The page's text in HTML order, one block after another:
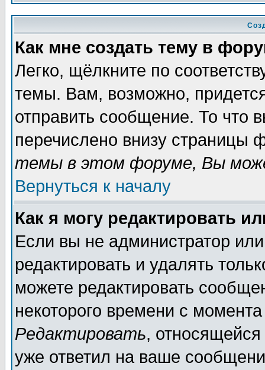
Как мне создать тему в
Легко, щёлкните по
темы. Вам, возможно,
отправить сообщение. То что
перечислено внизу страницы
темы в этом форуме, Вы
Вернуться к началу
Как я могу редактировать
Если вы не администратор
редактировать и удалять
можете редактировать
некоторого времени с
Редактировать,
уже ответил на ваше